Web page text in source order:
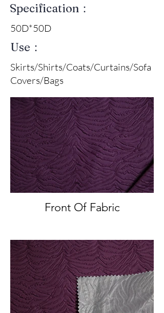
Specification：
50D*50D
Use：
Skirts/Shirts/Coats/Curtains/Sofa
Covers/Bags
Front Of Fabric